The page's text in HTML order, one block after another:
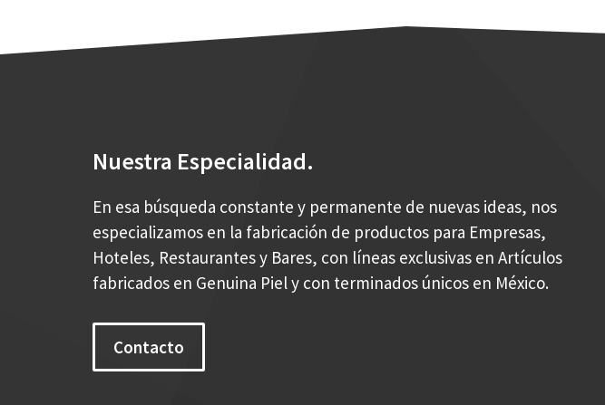
Nuestra Especialidad.
En esa búsqueda constante y permanente de nuevas ideas, nos
especializamos en la fabricación de productos para Empresas,
Hoteles, Restaurantes y Bares, con líneas exclusivas en Artículos
fabricados en Genuina Piel y con terminados únicos en México.
Contacto